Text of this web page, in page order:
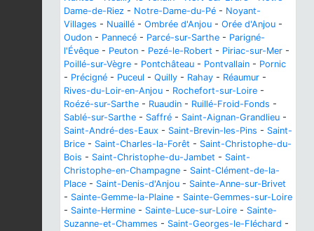
Dame-de-Riez - Notre-Dame-du-Pé - Noyant-
Villages - Nuaillé - Ombrée d'Anjou - Orée d'Anjou -
Oudon - Pannecé - Parcé-sur-Sarthe - Parigné-
l'Évêque - Peuton - Pezé-le-Robert - Piriac-sur-Mer -
Poillé-sur-Vègre - Pontchâteau - Pontvallain - Pornic
- Précigné - Puceul - Quilly - Rahay - Réaumur -
Rives-du-Loir-en-Anjou - Rochefort-sur-Loire -
Roézé-sur-Sarthe - Ruaudin - Ruillé-Froid-Fonds -
Sablé-sur-Sarthe - Saffré - Saint-Aignan-Grandlieu -
Saint-André-des-Eaux - Saint-Brevin-les-Pins - Saint-
Brice - Saint-Charles-la-Forêt - Saint-Christophe-du-
Bois - Saint-Christophe-du-Jambet - Saint-
Christophe-en-Champagne - Saint-Clément-de-la-
Place - Saint-Denis-d'Anjou - Sainte-Anne-sur-Brivet
- Sainte-Gemme-la-Plaine - Sainte-Gemmes-sur-Loire
- Sainte-Hermine - Sainte-Luce-sur-Loire - Sainte-
Suzanne-et-Chammes - Saint-Georges-le-Fléchard -